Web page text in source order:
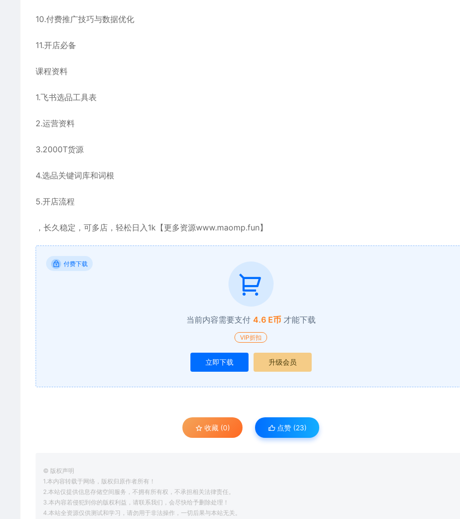
10.付费推广技巧与数据优化
11.开店必备
课程资料
1.飞书选品工具表
2.运营资料
3.2000T货源
4.选品关键词库和词根
5.开店流程
，长久稳定，可多店，轻松日入1k【更多资源www.maomp.fun】
付费下载
当前内容需要支付 4.6 E币 才能下载
VIP折扣
立即下载 升级会员
收藏 (0) 点赞 (23)
© 版权声明
1.本内容转载于网络，版权归原作者所有！
2.本站仅提供信息存储空间服务，不拥有所有权，不承担相关法律责任。
3.本内容若侵犯到你的版权利益，请联系我们，会尽快给予删除处理！
4.本站全资源仅供测试和学习，请勿用于非法操作，一切后果与本站无关。